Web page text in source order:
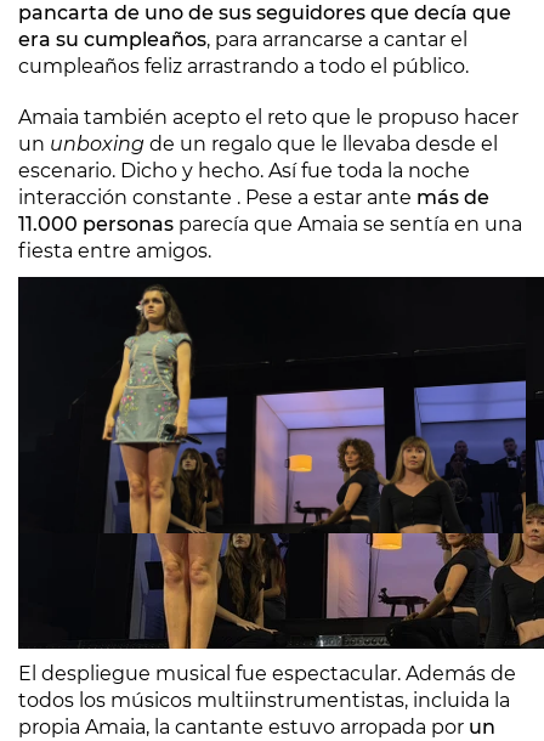
pancarta de uno de sus seguidores que decía que
era su cumpleaños, para arrancarse a cantar el
cumpleaños feliz arrastrando a todo el público.
Amaia también acepto el reto que le propuso hacer
un unboxing de un regalo que le llevaba desde el
escenario. Dicho y hecho. Así fue toda la noche
interacción constante . Pese a estar ante más de
11.000 personas parecía que Amaia se sentía en una
fiesta entre amigos.
El despliegue musical fue espectacular. Además de
todos los músicos multiinstrumentistas, incluida la
propia Amaia, la cantante estuvo arropada por un